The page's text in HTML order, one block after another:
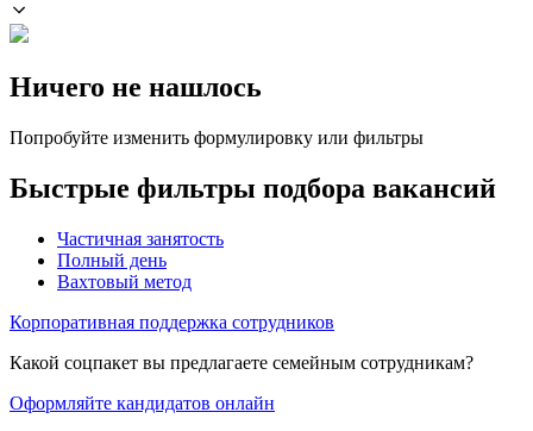
Ничего не нашлось
Попробуйте изменить формулировку или фильтры
Быстрые фильтры подбора вакансий
Частичная занятость
Полный день
Вахтовый метод
Корпоративная поддержка сотрудников
Какой соцпакет вы предлагаете семейным сотрудникам?
Оформляйте кандидатов онлайн